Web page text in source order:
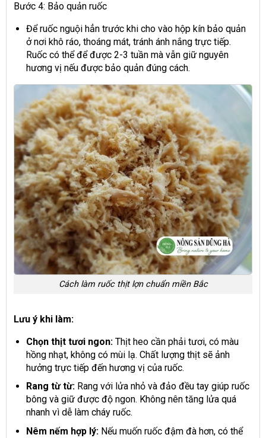
Bước 4: Bảo quản ruốc
Để ruốc nguội hẳn trước khi cho vào hộp kín bảo quản
ở nơi khô ráo, thoáng mát, tránh ánh nắng trực tiếp.
Ruốc có thể để được 2-3 tuần mà vẫn giữ nguyên
hương vị nếu được bảo quản đúng cách.
Cách làm ruốc thịt lợn chuẩn miền Bắc
Lưu ý khi làm:
Chọn thịt tươi ngon:Thịt heo cần phải tươi, có màu
hồng nhạt, không có mùi lạ. Chất lượng thịt sẽ ảnh
hưởng trực tiếp đến hương vị của ruốc.
Rang từ từ:Rang với lửa nhỏ và đảo đều tay giúp ruốc
bông và giữ được độ ngon. Không nên tăng lửa quá
nhanh vì dễ làm cháy ruốc.
Nêm nếm hợp lý:Nếu muốn ruốc đậm đà hơn, có thể